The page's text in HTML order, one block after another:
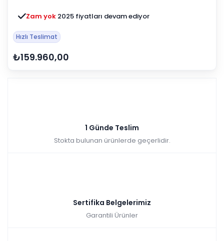
Zam yok 2025 fiyatları devam ediyor
Hızlı Teslimat
₺159.960,00
1 Günde Teslim
Stokta bulunan ürünlerde geçerlidir.
Sertifika Belgelerimiz
Garantili Ürünler